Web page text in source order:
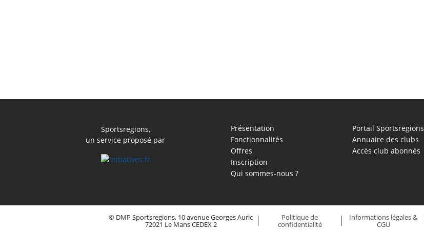
Sportsregions,
un service proposé par
Présentation
Fonctionnalités
Offres
Inscription
Qui sommes-nous ?
Portail Sportsregions
Annuaire des clubs
Accès club abonnés
© DMP Sportsregions, 10 avenue Georges Auric
72021 Le Mans CEDEX 2
Politique de
confidentialité
Informations légales &
CGU